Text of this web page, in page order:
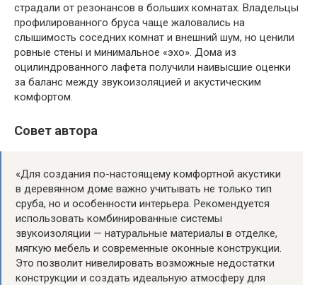
страдали от резонансов в больших комнатах. Владельцы
профилированного бруса чаще жаловались на
слышимость соседних комнат и внешний шум, но ценили
ровные стены и минимальное «эхо». Дома из
оцилиндрованного лафета получили наивысшие оценки
за баланс между звукоизоляцией и акустическим
комфортом.
Совет автора
«Для создания по-настоящему комфортной акустики
в деревянном доме важно учитывать не только тип
сруба, но и особенности интерьера. Рекомендуется
использовать комбинированные системы
звукоизоляции — натуральные материалы в отделке,
мягкую мебель и современные оконные конструкции.
Это позволит нивелировать возможные недостатки
конструкции и создать идеальную атмосферу для